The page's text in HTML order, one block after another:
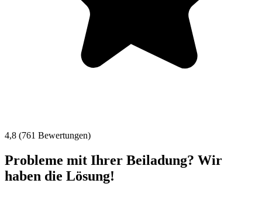
4,8 (761 Bewertungen)
Probleme mit Ihrer Beiladung? Wir
haben die Lösung!